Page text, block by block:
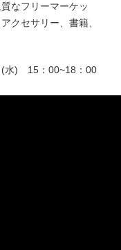
なフリーマーケッ
クセサリー、書籍、
(水) 15：00~18：00